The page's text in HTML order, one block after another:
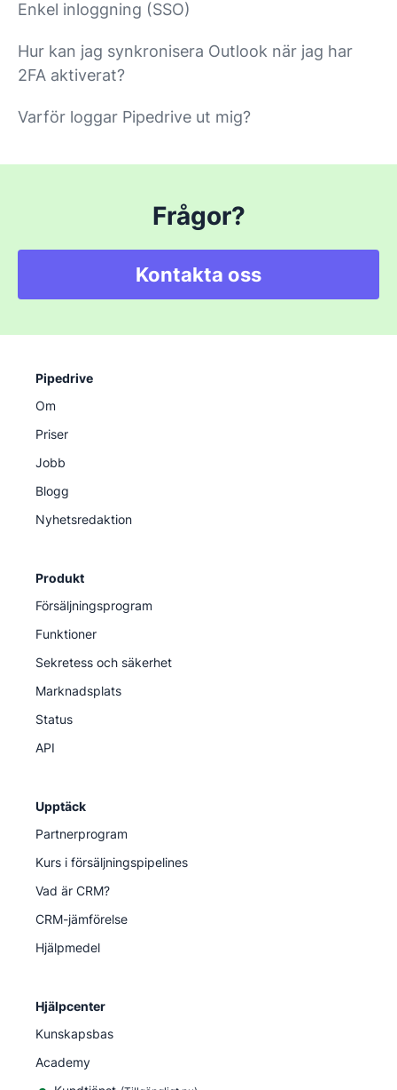
Enkel inloggning (SSO)
Hur kan jag synkronisera Outlook när jag har
2FA aktiverat?
Varför loggar Pipedrive ut mig?
Frågor?
Kontakta oss
Pipedrive
Om
Priser
Jobb
Blogg
Nyhetsredaktion
Produkt
Försäljningsprogram
Funktioner
Sekretess och säkerhet
Marknadsplats
Status
API
Upptäck
Partnerprogram
Kurs i försäljningspipelines
Vad är CRM?
CRM-jämförelse
Hjälpmedel
Hjälpcenter
Kunskapsbas
Academy